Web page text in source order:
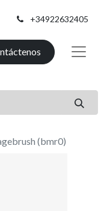
+34922632405
(bmr0)